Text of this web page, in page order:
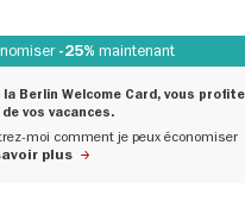
-25% maintenant
la Berlin Welcome Card, vous
vos vacances.
moi comment je peux économiser
plus